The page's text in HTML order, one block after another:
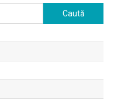
Caută
după: